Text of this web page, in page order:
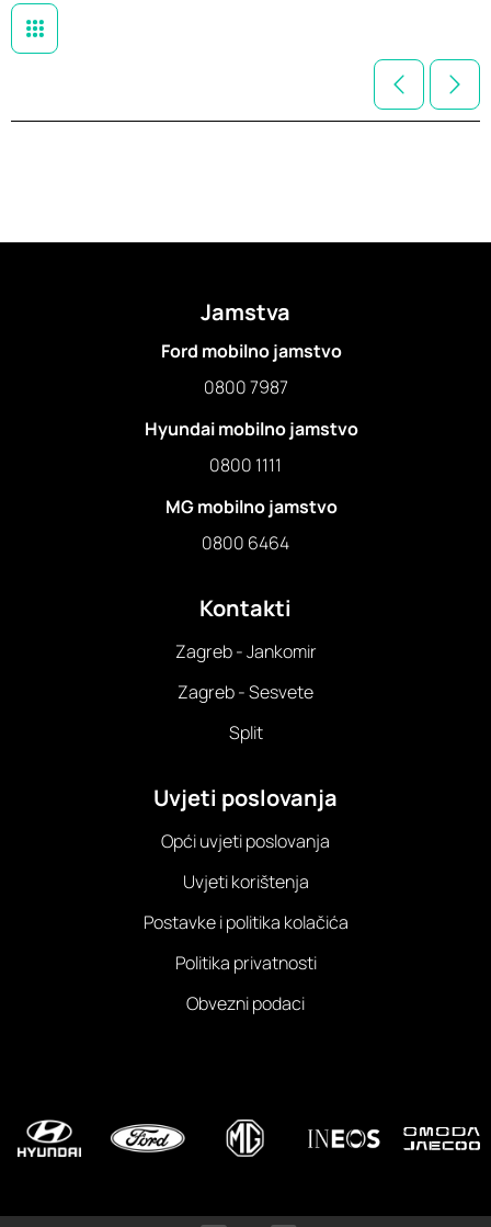
Jamstva
Ford mobilno jamstvo
0800 7987
Hyundai mobilno jamstvo
0800 1111
MG mobilno jamstvo
0800 6464
Kontakti
Zagreb - Jankomir
Zagreb - Sesvete
Split
Uvjeti poslovanja
Opći uvjeti poslovanja
Uvjeti korištenja
Postavke i politika kolačića
Politika privatnosti
Obvezni podaci